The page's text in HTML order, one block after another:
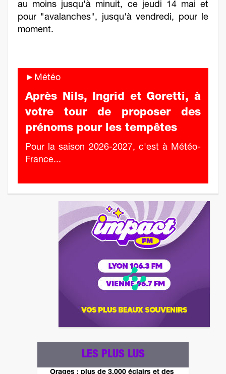
au moins jusqu'à minuit, ce jeudi 14 mai et
pour "avalanches", jusqu'à vendredi, pour le
moment.
►Météo
Après Nils, Ingrid et Goretti, à
votre tour de proposer des
prénoms pour les tempêtes
Pour la saison 2026-2027, c'est à Météo-
France...
LES PLUS LUS
Orages : plus de 3.000 éclairs et des